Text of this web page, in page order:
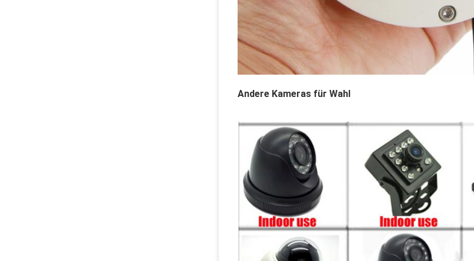
Andere Kameras für Wahl